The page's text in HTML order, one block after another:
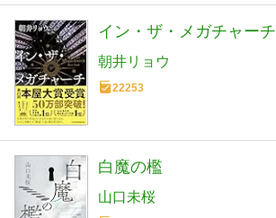
イン・ザ・メガチャーチ
朝井リョウ
22253
白魔の檻
山口未桜